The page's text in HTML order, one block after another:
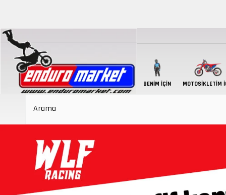
BENIM İÇIN MOTOSIKLETIM